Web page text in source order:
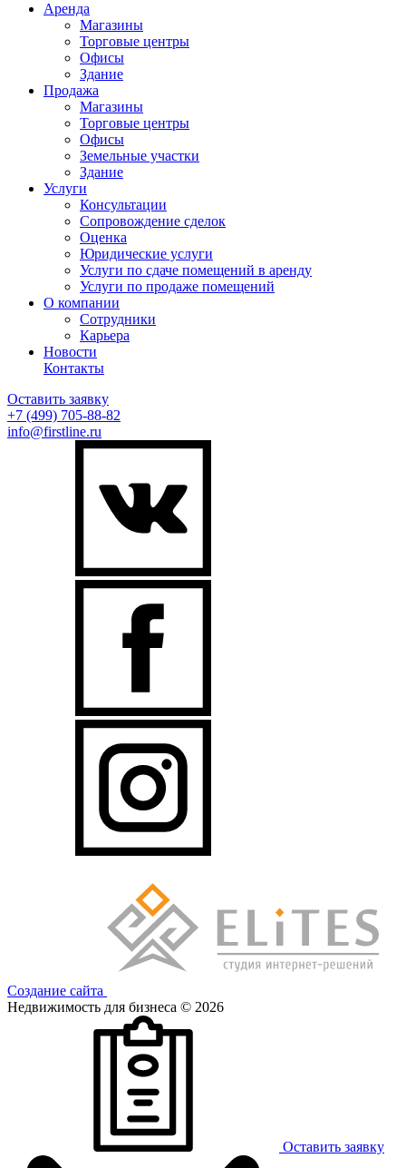
Аренда
Магазины
Торговые центры
Офисы
Здание
Продажа
Магазины
Торговые центры
Офисы
Земельные участки
Здание
Услуги
Консультации
Сопровождение сделок
Оценка
Юридические услуги
Услуги по сдаче помещений в аренду
Услуги по продаже помещений
О компании
Сотрудники
Карьера
Новости
Контакты
Оставить заявку
+7 (499) 705-88-82
info@firstline.ru
Создание сайта
Недвижимость для бизнеса © 2026
Оставить заявку